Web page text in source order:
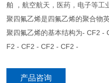
舶 ，航空航天，医药，电子等工
聚四氟乙烯是四氟乙烯的聚合物
聚四氟乙烯的基本结构为- CF2
F2 - CF2 - CF2 - CF2 -
产品咨询